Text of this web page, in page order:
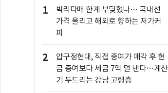
1
박리다매 한계 부딪혔나… 국내선
가격 올리고 해외로 향하는 저가커
피
2
압구정현대, 직접 증여가 매각 후 현
금 증여보다 세금 7억 덜 낸다…계산
기 두드리는 강남 고령층